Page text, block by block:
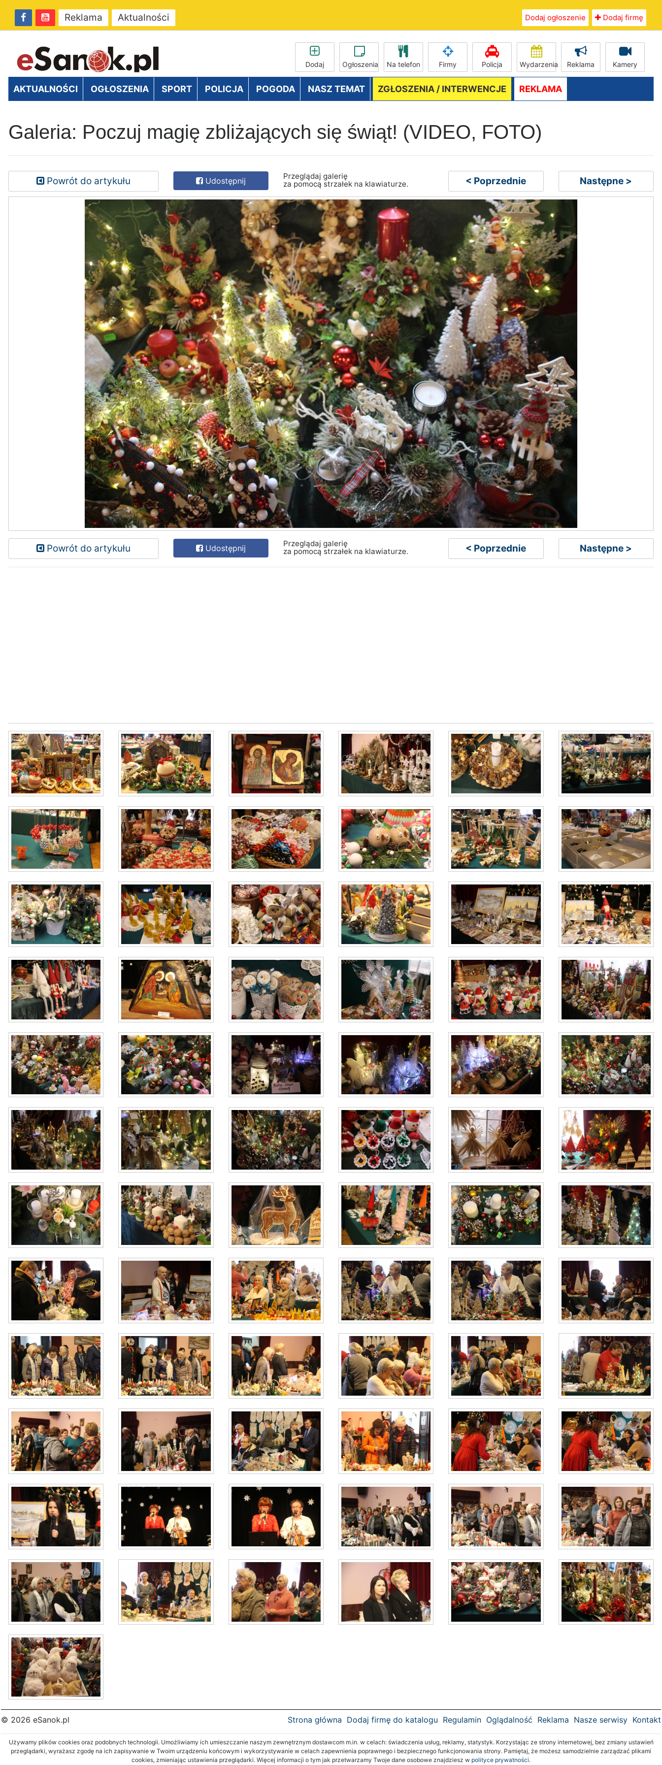
Reklama Aktualności Dodaj ogłoszenie Dodaj firmę
Dodaj Ogłoszenia Na telefon Firmy Policja Wydarzenia Reklama Kamery
AKTUALNOŚCI OGŁOSZENIA SPORT POLICJA POGODA NASZ TEMAT ZGŁOSZENIA / INTERWENCJE REKLAMA
Galeria: Poczuj magię zbliżających się świąt! (VIDEO, FOTO)
Powrót do artykułu Udostępnij
Przeglądaj galerię
za pomocą strzałek na klawiaturze.
< Poprzednie Następne >
Powrót do artykułu Udostępnij
Przeglądaj galerię
za pomocą strzałek na klawiaturze.
< Poprzednie Następne >
© 2026 eSanok.pl Strona główna Dodaj firmę do katalogu Regulamin Oglądalność Reklama Nasze serwisy Kontakt
Używamy plików cookies oraz podobnych technologii. Umożliwiamy ich umieszczanie naszym zewnętrznym dostawcom m.in. w celach: świadczenia usług, reklamy, statystyk. Korzystając ze strony internetowej, bez zmiany ustawień
przeglądarki, wyrażasz zgodę na ich zapisywanie w Twoim urządzeniu końcowym i wykorzystywanie w celach zapewnienia poprawnego i bezpiecznego funkcjonowania strony. Pamiętaj, że możesz samodzielnie zarządzać plikami
cookies, zmieniając ustawienia przeglądarki. Więcej informacji o tym jak przetwarzamy Twoje dane osobowe znajdziesz w polityce prywatności.